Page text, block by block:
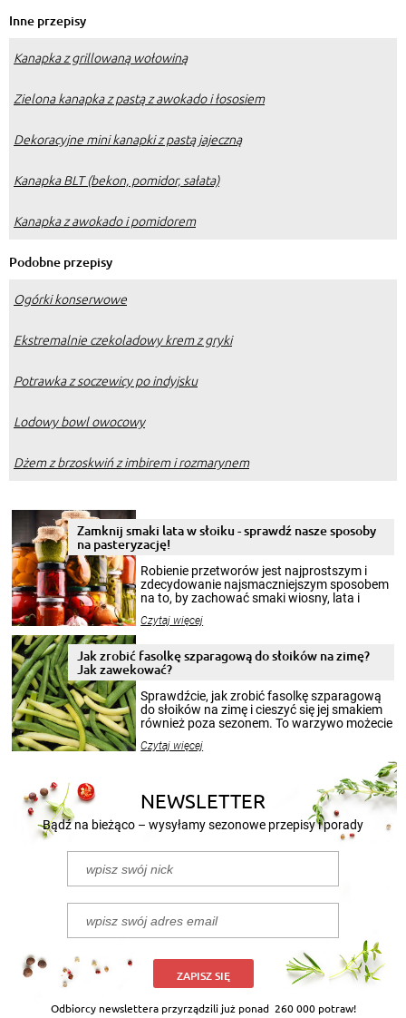
Inne przepisy
Kanapka z grillowaną wołowiną
Zielona kanapka z pastą z awokado i łososiem
Dekoracyjne mini kanapki z pastą jajeczną
Kanapka BLT (bekon, pomidor, sałata)
Kanapka z awokado i pomidorem
Podobne przepisy
Ogórki konserwowe
Ekstremalnie czekoladowy krem z gryki
Potrawka z soczewicy po indyjsku
Lodowy bowl owocowy
Dżem z brzoskwiń z imbirem i rozmarynem
Zamknij smaki lata w słoiku - sprawdź nasze sposoby
na pasteryzację!
Robienie przetworów jest najprostszym i
zdecydowanie najsmaczniejszym sposobem
na to, by zachować smaki wiosny, lata i
krajobrazów, by cieszyć nimi oko w sezonie
pełni poczuć atmosferę cieplejszych
miesięcy. Przygotowanie słoików ze
patenty, które pozwolą zachować świeżość
przetworów.
Czytaj więcej
Jak zrobić fasolkę szparagową do słoików na zimę?
Jak zawekować?
Sprawdźcie, jak zrobić fasolkę szparagową
do słoików na zimę i cieszyć się jej smakiem
również poza sezonem. To warzywo możecie
nasze propozycje!
Czytaj więcej
NEWSLETTER
Bądź na bieżąco – wysyłamy sezonowe przepisy i porady
ZAPISZ SIĘ
Odbiorcy newslettera przyrządzili już ponad 260 000 potraw!